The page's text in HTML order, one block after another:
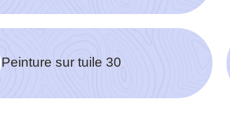
Peinture sur tuile 30